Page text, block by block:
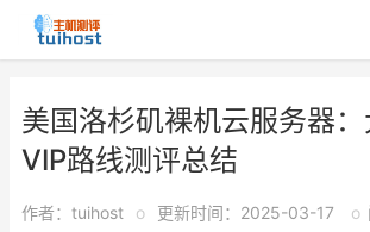
美国洛杉矶裸机云服务器
VIP路线测评总结
作者：tuihost o 更新时间：2025-03-17 o